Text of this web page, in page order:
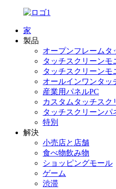
家
製品
オープンフレームタ
タッチスクリーンモ
タッチスクリーンモ
オールインワンタッ
産業用パネルPC
カスタムタッチスク
タッチスクリーンパ
特別
解決
小売店と店舗
食べ物飲み物
ショッピングモール
ゲーム
渋滞